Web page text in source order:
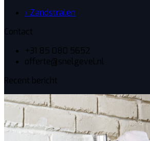
› Zandstralen
Contact
+31 85 080 5652
offerte@snelgevel.nl
Recent bericht